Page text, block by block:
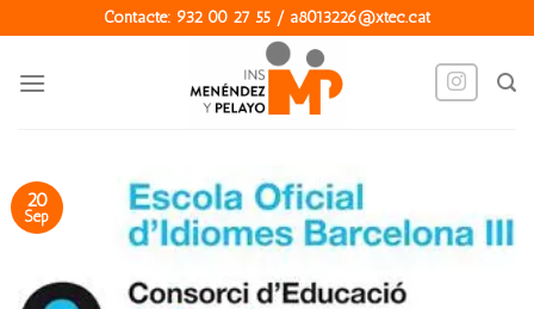
to
content
Contacte: 932 00 27 55 / a8013226@xtec.cat
20
Sep